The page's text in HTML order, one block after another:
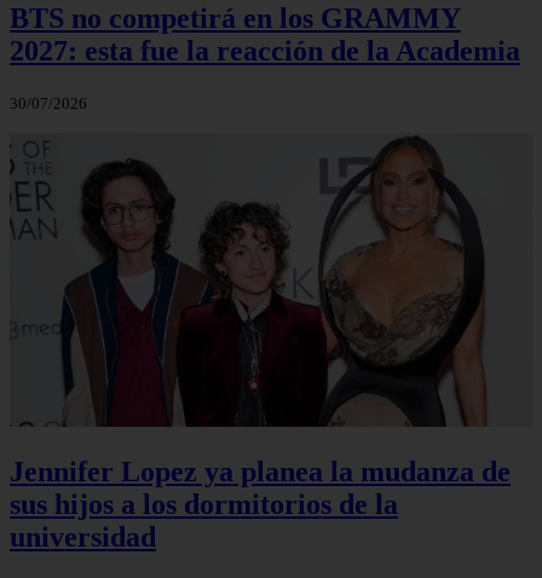
BTS no competirá en los GRAMMY
2027: esta fue la reacción de la Academia
30/07/2026
Jennifer Lopez ya planea la mudanza de
sus hijos a los dormitorios de la
universidad